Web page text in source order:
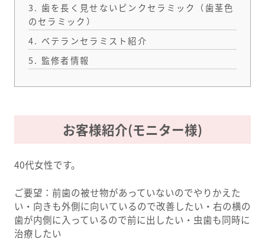
3. 歯を長く見せないピンクセラミック（歯茎色
のセラミック）
4. ベテランセラミスト紹介
5. 監修者情報
お客様紹介(モニター様)
40代女性です。
ご要望：前歯の被せ物があっていないのでやりかえた
い・向きも外側に向いているので改善したい・右の横の
歯が内側に入っているので前に出したい・虫歯も同時に
治療したい